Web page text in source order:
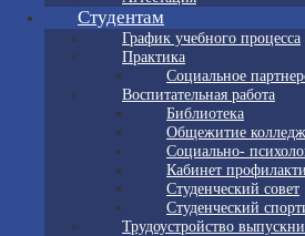
Студентам
График учебного процесса
Практика
Социальное
Воспитательная работа
Библиотека
Общежитие
Социально-
Кабинет
Студенческий совет
Студенческий
Трудоустройство